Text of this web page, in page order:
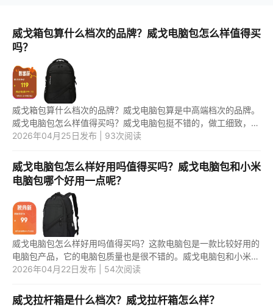
威戈箱包算什么档次的品牌？威戈电脑包怎么样值得买
吗？
威戈箱包算什么档次的品牌？威戈电脑包算是中高端档次的品牌。
威戈电脑包怎么样值得买吗？威戈电脑包挺不错的，做工细致，拉
链顺滑，材质耐用耐磨，内里采用加厚设计，能较有效地保护电
2026年04月25日发布 | 93次阅读
威戈电脑包怎么样好用吗值得买吗？威戈电脑包和小米
电脑包哪个好用一点呢？
威戈电脑包怎么样好用吗值得买吗？这款电脑包是一款比较好用的
电脑包产品，它的电脑包质量也是很不错的。威戈电脑包和小米电
脑包哪个好用一点呢？这两款电脑包产品中，应该是第一款更好用
2026年04月22日发布 | 54次阅读
威戈拉杆箱是什么档次？威戈拉杆箱怎么样？